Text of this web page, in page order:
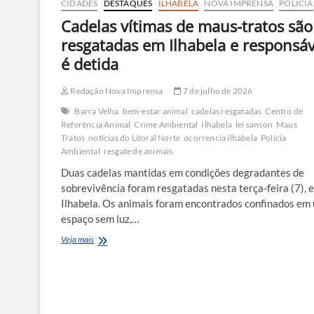
CIDADES DESTAQUES ILHABELA NOVA IMPRENSA POLÍCIA
Cadelas vítimas de maus-tratos são
resgatadas em Ilhabela e
é detida
Redação Nova Imprensa
7 de julho de 2026
Barra Velha bem-estar animal cadelas resgatadas Centro de
Referência Animal Crime Ambiental Ilhabela lei sanson Maus
Tratos notícias do Litoral Norte ocorrencia ilhabela Polícia
Ambiental resgate de animais
Duas cadelas mantidas em condições degradantes de
sobrevivência foram resgatadas nesta terça-feira (7),
Ilhabela. Os animais foram encontrados confinados em
espaço sem luz,…
Veja maisCadelas